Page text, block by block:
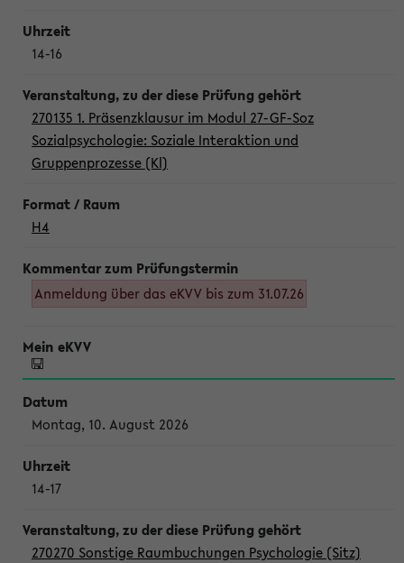
14-16
270135 1. Präsenzklausur im Modul 27-GF-Soz
Sozialpsychologie: Soziale Interaktion und
Gruppenprozesse (Kl)
H4
Anmeldung über das eKVV bis zum 31.07.26
Montag, 10. August 2026
14-17
270270 Sonstige Raumbuchungen Psychologie (Sitz)